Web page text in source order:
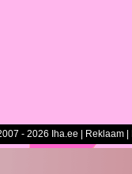
- 2026 Iha.ee | Reklaam|